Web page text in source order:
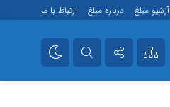
آرشیو مبلغ درباره مبلغ ارتباط با ما